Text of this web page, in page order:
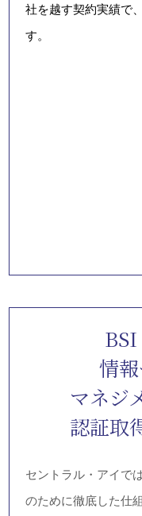
社を越す契約実績で
す。
情
マネジ
認証取
セントラル・アイで
のために徹底した仕